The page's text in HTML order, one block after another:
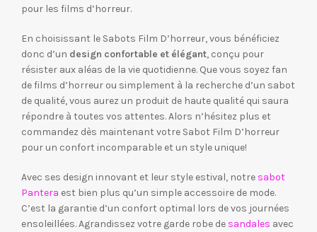
pour les films d’horreur.
En choisissant le Sabots Film D’horreur, vous bénéficiez
donc d’un design confortable et élégant, conçu pour
résister aux aléas de la vie quotidienne. Que vous soyez fan
de films d’horreur ou simplement à la recherche d’un sabot
de qualité, vous aurez un produit de haute qualité qui saura
répondre à toutes vos attentes. Alors n’hésitez plus et
commandez dès maintenant votre Sabot Film D’horreur
pour un confort incomparable et un style unique!
Avec ses design innovant et leur style estival, notre sabot
Pantera est bien plus qu’un simple accessoire de mode.
C’est la garantie d’un confort optimal lors de vos journées
ensoleillées. Agrandissez votre garde robe de sandales avec